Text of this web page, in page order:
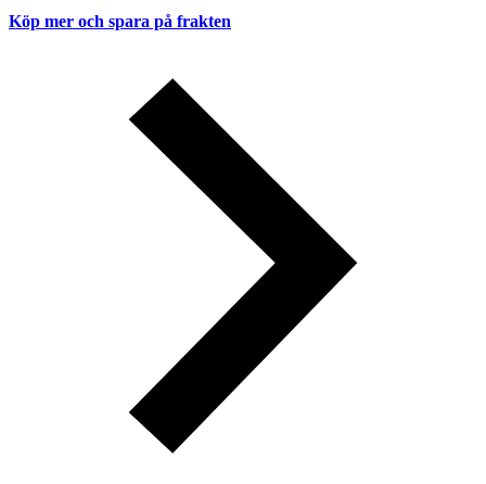
Köp mer och spara på frakten